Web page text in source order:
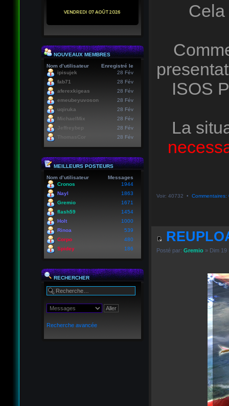
NOUVEAUX MEMBRES
Nom d’utilisateur
Enregistré le
ipisujek
28 Fév
fab71
28 Fév
aferexkigeas
28 Fév
emeubeyuvoson
28 Fév
uqiruka
28 Fév
MichaelMix
28 Fév
Jeffreybep
28 Fév
28 Fév
MEILLEURS POSTEURS
Nom d’utilisateur
Messages
Cronos
1944
Nayl
1863
Gremio
1671
flash59
1454
Holt
1000
Rinoa
539
Corpo
480
Spidey
186
RECHERCHER
Recherche avancée
Cela
ISOS
La
Voir: 40732 • Commentaires:
Posté par: Gremio» Dim 19